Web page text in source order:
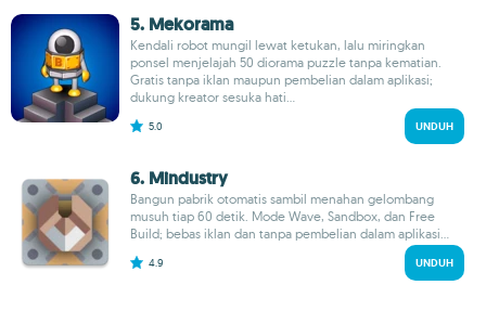
5. Mekorama
Kendali robot mungil lewat ketukan, lalu miringkan
ponsel menjelajah 50 diorama puzzle tanpa kematian.
Gratis tanpa iklan maupun pembelian dalam aplikasi;
dukung kreator sesuka hati...
5.0 UNDUH
6. Mindustry
Bangun pabrik otomatis sambil menahan gelombang
musuh tiap 60 detik. Mode Wave, Sandbox, dan Free
Build; bebas iklan dan tanpa pembelian dalam aplikasi...
4.9 UNDUH